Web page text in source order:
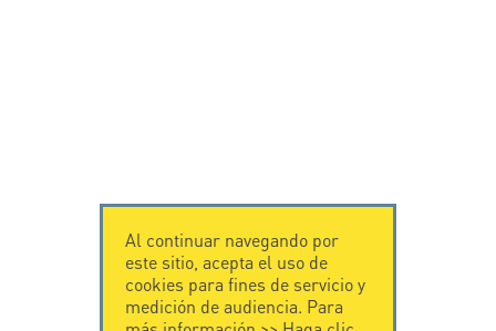
Al continuar navegando por
este sitio, acepta el uso de
cookies para fines de servicio y
medición de audiencia. Para